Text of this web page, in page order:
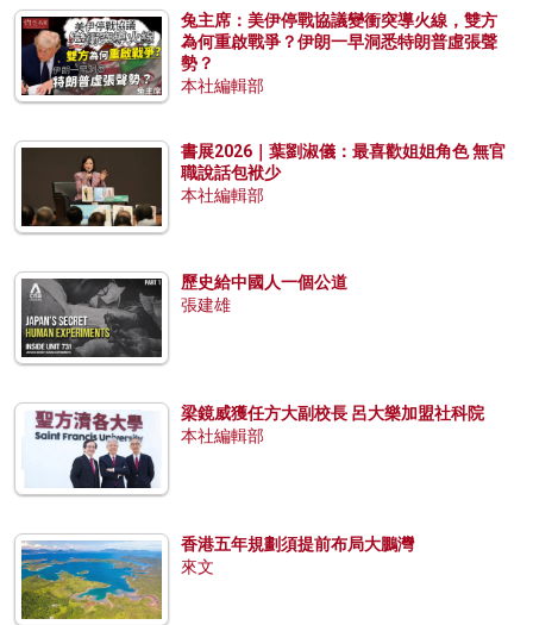
兔主席：美伊停戰協議變衝突導火線，雙方
為何重啟戰爭？伊朗一早洞悉特朗普虛張聲
勢？
本社編輯部
書展2026｜葉劉淑儀：最喜歡姐姐角色 無官
職說話包袱少
本社編輯部
歷史給中國人一個公道
張建雄
梁鏡威獲任方大副校長 呂大樂加盟社科院
本社編輯部
香港五年規劃須提前布局大鵬灣
來文